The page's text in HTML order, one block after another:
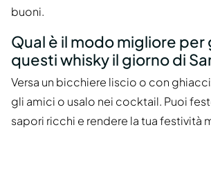
buoni.
Qual è il modo migliore
questi whisky il giorno di
Versa un bicchiere liscio o con
gli amici o usalo nei cocktail. Puoi
sapori ricchi e rendere la tua festività